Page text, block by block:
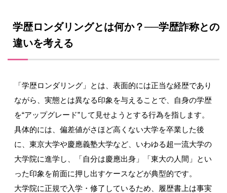
学歴ロンダリングとは何か？──学歴詐称との
違いを考える
「学歴ロンダリング」とは、表面的には正当な経歴であり
ながら、実態とは異なる印象を与えることで、自身の学歴
を“アップグレード”して見せようとする行為を指します。
具体的には、偏差値がさほど高くない大学を卒業した後
に、東京大学や慶應義塾大学など、いわゆる超一流大学の
大学院に進学し、「自分は慶應出身」「東大の人間」とい
った印象を前面に押し出すケースなどが典型的です。
大学院に正規で入学・修了しているため、履歴書上は事実